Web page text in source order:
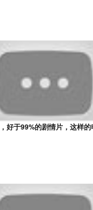
好于99%的剧情片，这样